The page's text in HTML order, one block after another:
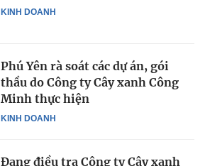
KINH DOANH
KINH DOANH
Phú Yên rà soát các dự án, gói
thầu do Công ty Cây xanh Công
Minh thực hiện
Đang điều tra Công ty Cây xanh